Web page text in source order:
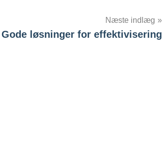
Næste indlæg
Gode løsninger for effektivisering